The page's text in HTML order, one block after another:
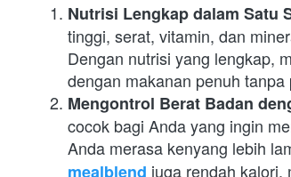
Nutrisi Lengkap dalam Satu
tinggi, serat, vitamin, dan
Dengan nutrisi yang lengkap,
dengan makanan penuh
Mengontrol Berat Badan
cocok bagi Anda yang ingin
Anda merasa kenyang lebih
mealblend juga rendah kalori,